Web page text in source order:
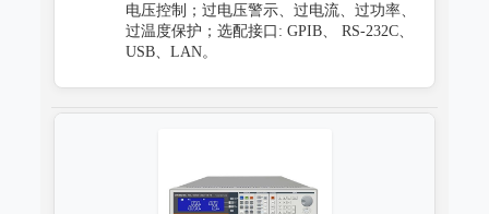
电压控制；过电压警示、过电流、过功率、
过温度保护；选配接口: GPIB、 RS-232C、
USB、LAN。